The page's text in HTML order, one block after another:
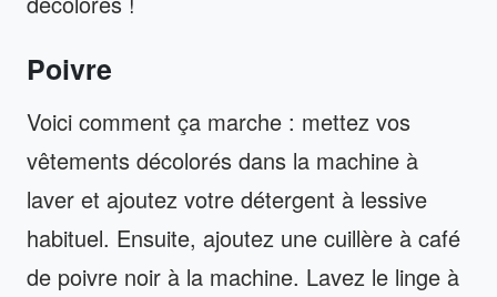
Poivre
Voici comment ça marche : mettez vos
vêtements décolorés dans la machine à
laver et ajoutez votre détergent à lessive
habituel. Ensuite, ajoutez une cuillère à café
de poivre noir à la machine. Lavez le linge à